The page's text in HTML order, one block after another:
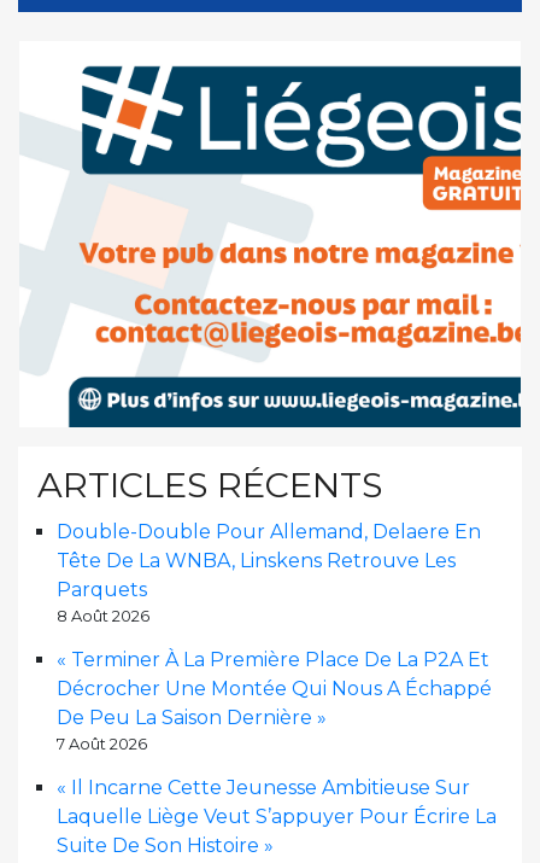
ARTICLES RÉCENTS
Double-Double Pour Allemand, Delaere En
Tête De La WNBA, Linskens Retrouve Les
Parquets
8 Août 2026
« Terminer À La Première Place De La P2A Et
Décrocher Une Montée Qui Nous A Échappé
De Peu La Saison Dernière »
7 Août 2026
« Il Incarne Cette Jeunesse Ambitieuse Sur
Laquelle Liège Veut S’appuyer Pour Écrire La
Suite De Son Histoire »